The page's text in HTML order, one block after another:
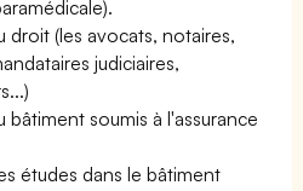
droit (les avocats, notaires,
judiciaires,
bâtiment soumis à l'assurance
études dans le bâtiment